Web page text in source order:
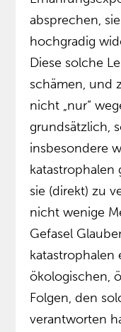
absprechen,
hochgradig
Diese solche
schämen, und
nicht „nur“
grundsätzlich,
insbesondere
katastrophalen
sie (direkt) zu
nicht wenige
Gefasel
katastrophalen
ökologischen,
Folgen, den
verantworten